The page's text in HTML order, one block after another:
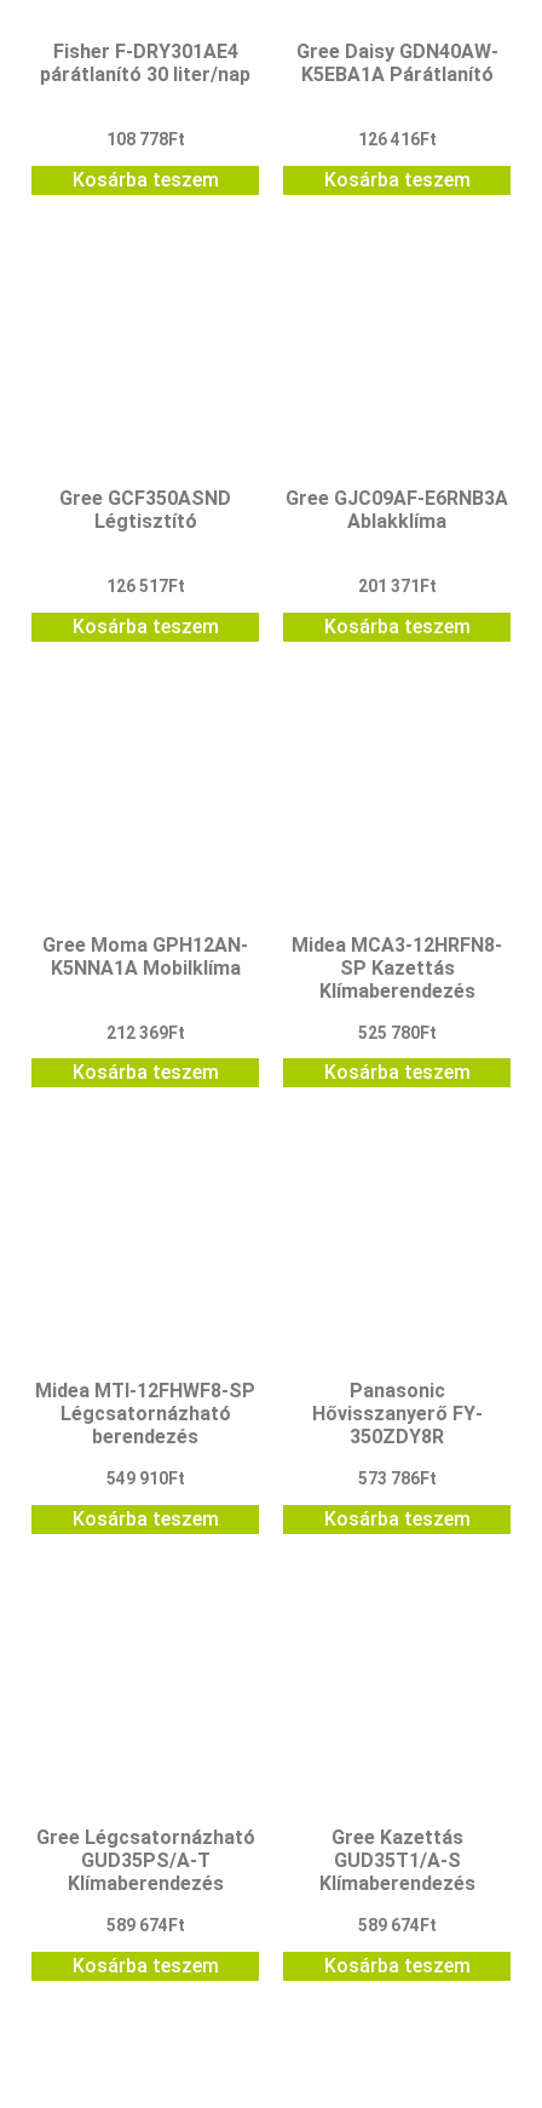
Fisher F-DRY301AE4
párátlanító 30 liter/nap
108 778Ft
Kosárba teszem
Gree Daisy GDN40AW-
K5EBA1A Párátlanító
126 416Ft
Kosárba teszem
Gree GCF350ASND
Légtisztító
126 517Ft
Kosárba teszem
Gree GJC09AF-E6RNB3A
Ablakklíma
201 371 Ft
Kosárba teszem
Gree Moma GPH12AN-
K5NNA1A Mobilklíma
212 369Ft
Kosárba teszem
Midea MCA3-12HRFN8-
SP Kazettás
Klímaberendezés
525 780Ft
Kosárba teszem
Midea MTI-12FHWF8-SP
Légcsatornázható
berendezés
549 910Ft
Kosárba teszem
Panasonic
Hővisszanyerő FY‐
350ZDY8R
573 786Ft
Kosárba teszem
Gree Légcsatornázható
GUD35PS/A-T
Klímaberendezés
589 674 Ft
Kosárba teszem
Gree Kazettás
GUD35T1/A-S
Klímaberendezés
589 674 Ft
Kosárba teszem